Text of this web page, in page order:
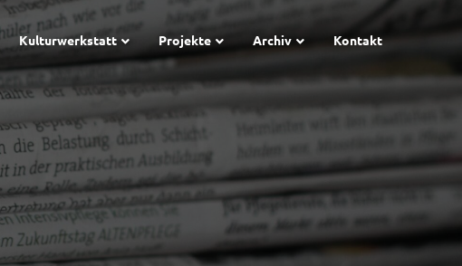
Kulturwerkstatt Projekte Archiv Kontakt